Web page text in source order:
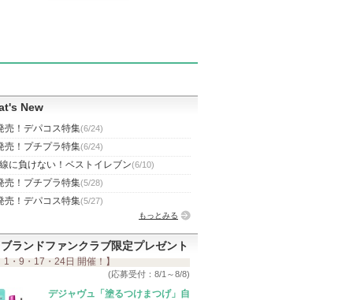
New
売！デパコス特集(6/24)
売！プチプラ特集(6/24)
に負けない！ベストイレブン(6/10)
売！プチプラ特集(5/28)
売！デパコス特集(5/27)
もっとみる
ブランドファンクラブ限定プレゼント
1・9・17・24日 開催！】
(応募受付：8/1～8/8)
デジャヴュ「塗るつけまつげ」自